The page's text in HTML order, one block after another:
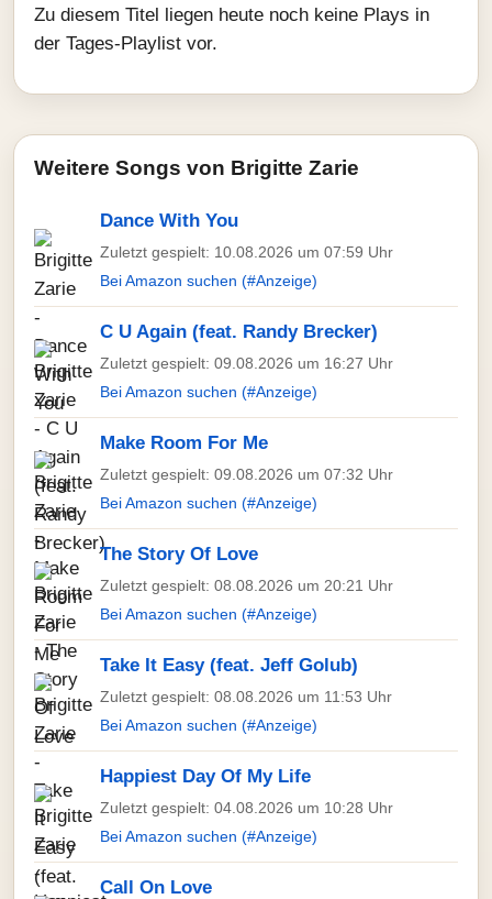
Zu diesem Titel liegen heute noch keine Plays in
der Tages-Playlist vor.
Weitere Songs von Brigitte Zarie
Dance With You
Zuletzt gespielt: 10.08.2026 um 07:59 Uhr
Bei Amazon suchen (#Anzeige)
C U Again (feat. Randy Brecker)
Zuletzt gespielt: 09.08.2026 um 16:27 Uhr
Bei Amazon suchen (#Anzeige)
Make Room For Me
Zuletzt gespielt: 09.08.2026 um 07:32 Uhr
Bei Amazon suchen (#Anzeige)
The Story Of Love
Zuletzt gespielt: 08.08.2026 um 20:21 Uhr
Bei Amazon suchen (#Anzeige)
Take It Easy (feat. Jeff Golub)
Zuletzt gespielt: 08.08.2026 um 11:53 Uhr
Bei Amazon suchen (#Anzeige)
Happiest Day Of My Life
Zuletzt gespielt: 04.08.2026 um 10:28 Uhr
Bei Amazon suchen (#Anzeige)
Call On Love